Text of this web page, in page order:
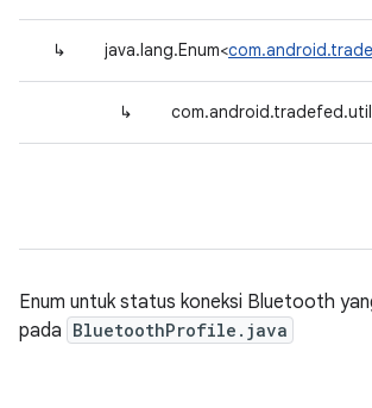
↳ java.lang.Enum<
↳
Enum untuk status koneksi Bluetooth
pada BluetoothProfile.java